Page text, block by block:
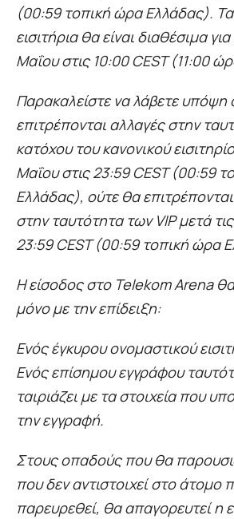
(00:59 τοπική ώρα Ελλάδας). Τα
εισιτήρια θα είναι διαθέσιμα
Μαΐου στις 10:00 CEST (11:00
Παρακαλείστε να λάβετε υπόψη
επιτρέπονται αλλαγές στην
κατόχου του κανονικού
Μαΐου στις 23:59 CEST (00:59
Ελλάδας), ούτε θα
στην ταυτότητα των VIP μετά
23:59 CEST (00:59 τοπική ώρα
Η είσοδος στο Telekom Arena
μόνο με την επίδειξη:
Ενός έγκυρου ονομαστικού
Ενός επίσημου εγγράφου
ταιριάζει με τα στοιχεία που
την εγγραφή.
Στους οπαδούς που θα
που δεν αντιστοιχεί στο άτομο
παρευρεθεί, θα απαγορευτεί η